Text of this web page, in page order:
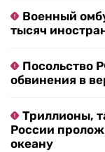
Военный
тысяч
Посольство
обвинения в
Триллионы,
России
океану